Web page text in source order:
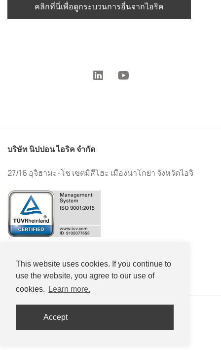
This website uses cookies. If you continue to
use the website, you agree to our use of
cookies.
Learn more.
Accept
คลิกที่นี่เพื่อดูกระบวนการอื่นจากไอริค
บริษัท นิปปอน ไอริค จำกัด
27/16 อุจิฮามะ-โช เขตมิสึโฮะ เมืองนาโกย่า จังหวัดไอจิ
+81-(0)52-533-2578